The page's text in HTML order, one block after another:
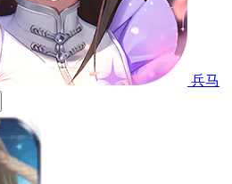
兵马